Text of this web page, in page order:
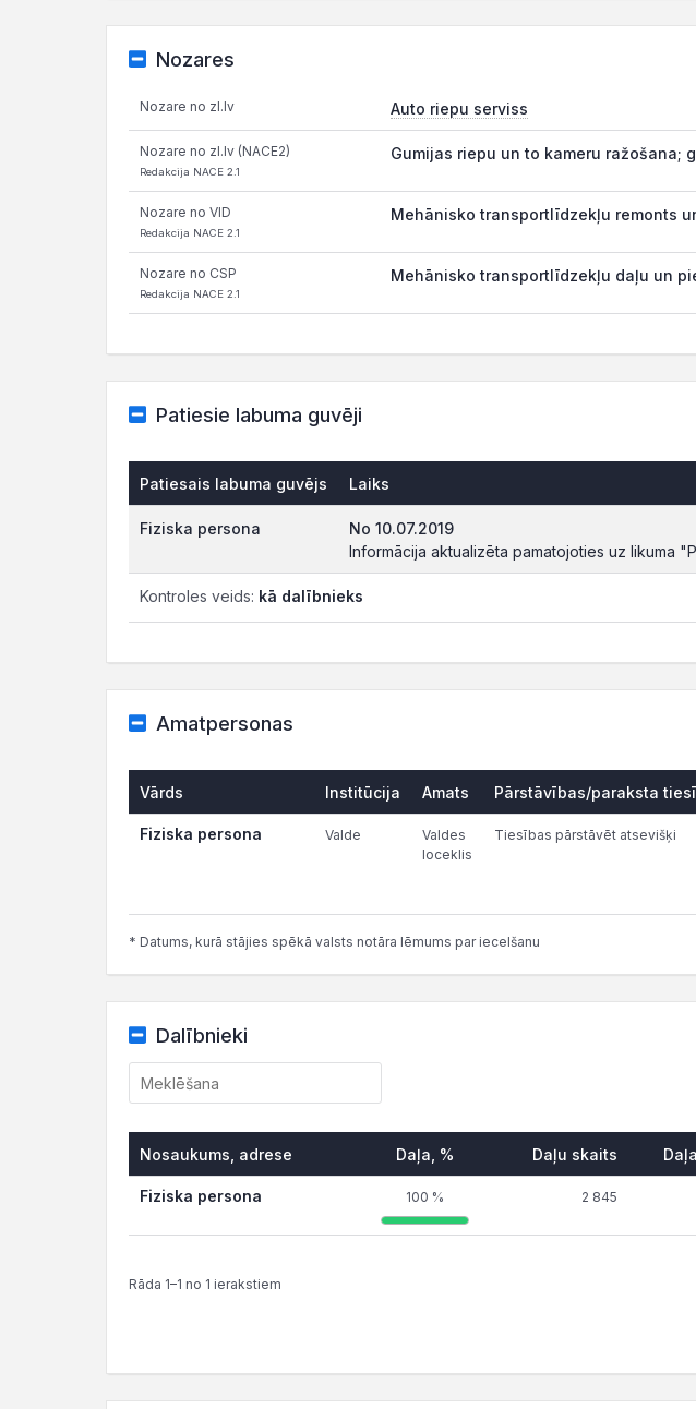
Nozares
Nozare no zl.lv Auto riepu serviss
Nozare no zl.lv (NACE2)
Redakcija NACE 2.1
Gumijas riepu un to kameru ražošana;
Nozare no VID
Redakcija NACE 2.1
Mehānisko transportlīdzekļu remonts
Nozare no CSP
Redakcija NACE 2.1
Mehānisko transportlīdzekļu daļu un
Patiesie labuma guvēji
Patiesais labuma guvējs Laiks
Fiziska persona
No 10.07.2019
Informācija aktualizēta pamatojoties uz likuma
Kontroles veids: kā dalībnieks
Amatpersonas
Vārds Institūcija Amats Pārstāvības/paraksta
Fiziska persona Valde
Valdes
loceklis
Tiesības pārstāvēt atsevišķi
* Datums, kurā stājies spēkā valsts notāra lēmums par iecelšanu
Dalībnieki
Nosaukums, adrese Daļa, % Daļu skaits
Fiziska persona 100 % 2 845
Rāda 1–1 no 1 ierakstiem